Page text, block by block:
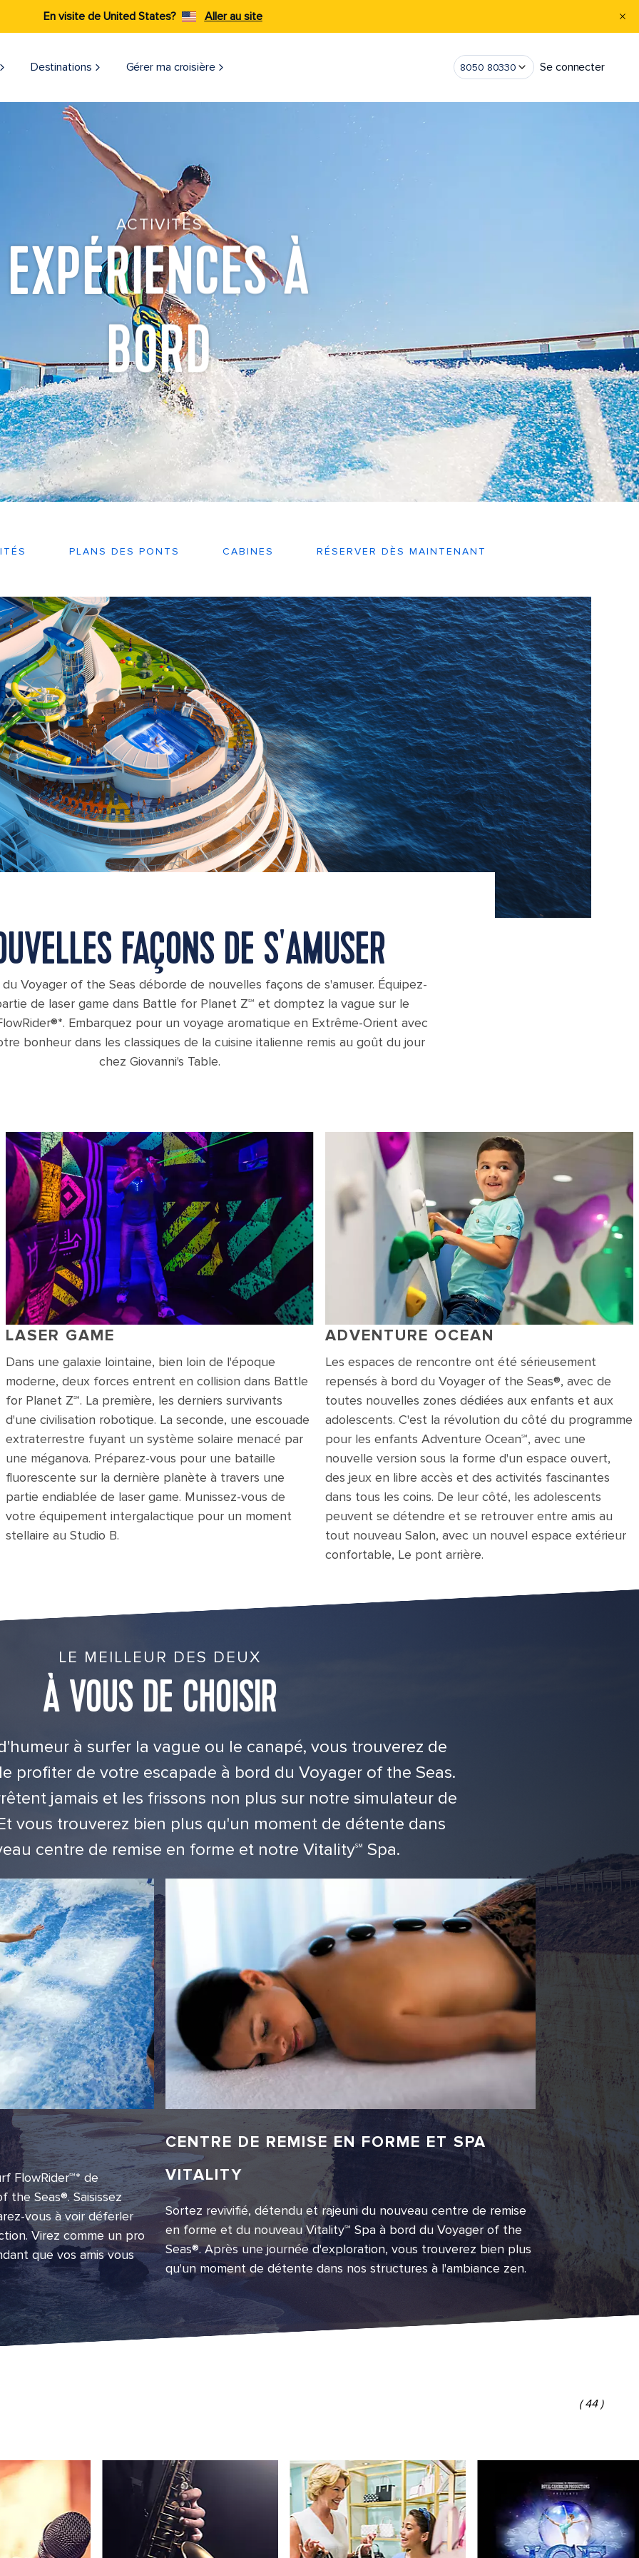
En visite de United States? Aller au site
Destinations Gérer ma croisière 8050 80330 Se connecter
ACTIVITÉS
EXPÉRIENCES À
BORD
PLANS DES PONTS CABINES RÉSERVER DÈS MAINTENANT
FAÇONS DE S'AMUSER
Voyager of the Seas déborde de nouvelles façons de s'amuser. Équipez-
de laser game dans Battle for Planet Z℠ et domptez la vague sur le
Embarquez pour un voyage aromatique en Extrême-Orient avec
bonheur dans les classiques de la cuisine italienne remis au goût du jour
chez Giovanni's Table.
LASER GAME
Dans une galaxie lointaine, bien loin de l'époque
moderne, deux forces entrent en collision dans Battle
for Planet Z℠. La première, les derniers survivants
d'une civilisation robotique. La seconde, une escouade
extraterrestre fuyant un système solaire menacé par
une méganova. Préparez-vous pour une bataille
fluorescente sur la dernière planète à travers une
partie endiablée de laser game. Munissez-vous de
votre équipement intergalactique pour un moment
stellaire au Studio B.
ADVENTURE OCEAN
Les espaces de rencontre ont été sérieusement
repensés à bord du Voyager of the Seas®, avec de
toutes nouvelles zones dédiées aux enfants et aux
adolescents. C'est la révolution du côté du programme
pour les enfants Adventure Ocean℠, avec une
nouvelle version sous la forme d'un espace ouvert,
des jeux en libre accès et des activités fascinantes
dans tous les coins. De leur côté, les adolescents
peuvent se détendre et se retrouver entre amis au
tout nouveau Salon, avec un nouvel espace extérieur
confortable, Le pont arrière.
LE MEILLEUR DES DEUX
À VOUS DE CHOISIR
à surfer la vague ou le canapé, vous trouverez de
profiter de votre escapade à bord du Voyager of the Seas.
jamais et les frissons non plus sur notre simulateur de
vous trouverez bien plus qu'un moment de détente dans
centre de remise en forme et notre Vitality℠ Spa.
FlowRider℠* de
the Seas®. Saisissez
vous à voir déferler
Virez comme un pro
que vos amis vous
CENTRE DE REMISE EN FORME ET SPA
VITALITY
Sortez revivifié, détendu et rajeuni du nouveau centre de remise
en forme et du nouveau Vitality℠ Spa à bord du Voyager of the
Seas®. Après une journée d'exploration, vous trouverez bien plus
qu'un moment de détente dans nos structures à l'ambiance zen.
(44)